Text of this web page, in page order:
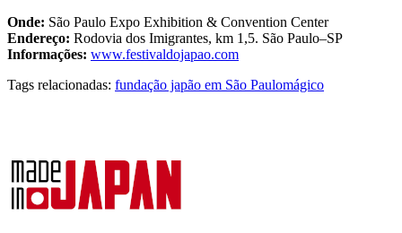
Onde: São Paulo Expo Exhibition & Convention Center
Endereço: Rodovia dos Imigrantes, km 1,5. São Paulo–SP
Informações: www.festivaldojapao.com
Tags relacionadas: fundação japão em São Paulomágico